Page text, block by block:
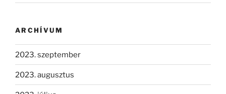
ARCHÍVUM
2023. szeptember
2023. augusztus